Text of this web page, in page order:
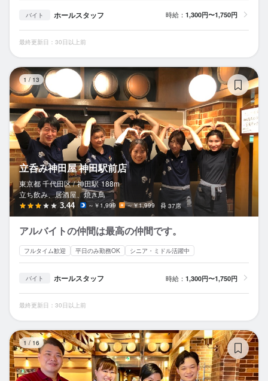
バイト ホールスタッフ 時給： 1,300円〜1,750円
最終更新日：30日以上前
1 / 13
立呑み神田屋 神田駅前店
東京都 千代田区 / 神田駅 188m
立ち飲み、居酒屋、焼き鳥
3.44 ～￥1,999 ～￥1,999 37席
アルバイトの仲間は最高の仲間です。
フルタイム歓迎 平日のみ勤務OK シニア・ミドル活躍中
バイト ホールスタッフ 時給： 1,300円〜1,750円
最終更新日：30日以上前
1 / 16